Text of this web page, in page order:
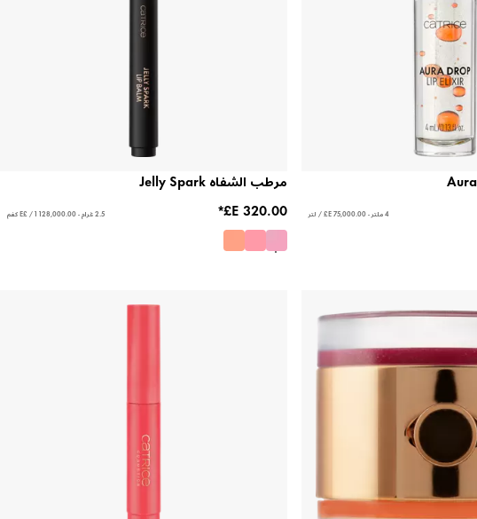
4 ملتر - ‏75,000.00 E£ / لتر
مرطب الشفاه Jelly Spark
2.5 غرام - ‏128,000.00 E£ / 1 كغم